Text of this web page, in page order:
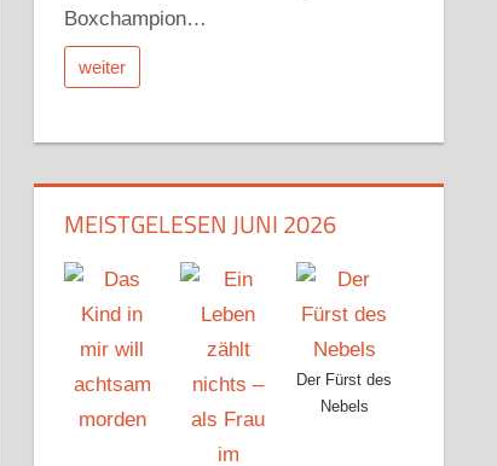
Boxchampion…
weiter
MEISTGELESEN JUNI 2026
Der Fürst des
Nebels